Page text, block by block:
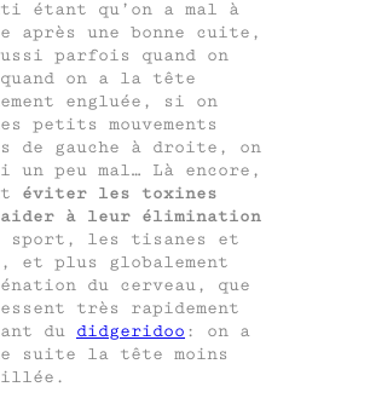
étant qu’on a mal à
après une bonne cuite,
parfois quand on
on a la tête
engluée, si on
petits mouvements
de gauche à droite, on
un peu mal… Là encore,
éviter les toxines
à leur élimination
sport, les tisanes et
et plus globalement
du cerveau, que
très rapidement
du didgeridoo : on a
suite la tête moins